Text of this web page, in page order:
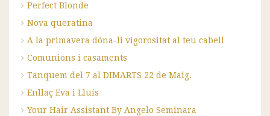
Perfect Blonde
Nova queratina
A la primavera dóna-li vigorositat al teu cabell
Comunions i casaments
Tanquem del 7 al DIMARTS 22 de Maig.
Enllaç Eva i Lluís
Your Hair Assistant By Angelo Seminara